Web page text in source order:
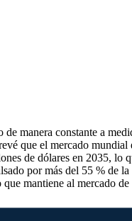
manera constante a
que el mercado
de dólares en 2035,
por más del 55 % de
mantiene al mercado